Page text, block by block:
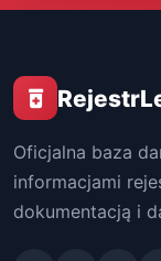
Oficjalna baza
informacjami
dokumentacją i